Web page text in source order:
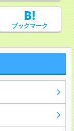
ブックマーク